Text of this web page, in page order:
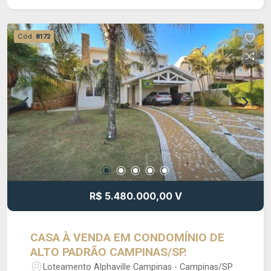
compra, venda e locação de imóveis. Contamos
com um departamento jurídico disponível
integralmente, bem como profissionais
experientes prontos para esclarecer todas as
suas dúvidas, desde a escolha do imóvel até o
acompanhamento pós-venda. Somos
especialistas em imóveis de alto padrão,
oferecendo soluções exclusivas e
personalizadas para clientes que buscam o que
há de melhor no mercado imobiliário. Consulte-
nos! Petrucci Gestão Imobiliária
(CRECI: 035277J).
Cód. 8172
R$ 5.480.000,00 V
CASA À VENDA EM CONDOMÍNIO DE
ALTO PADRÃO CAMPINAS/SP.
Loteamento Alphaville Campinas - Campinas/SP